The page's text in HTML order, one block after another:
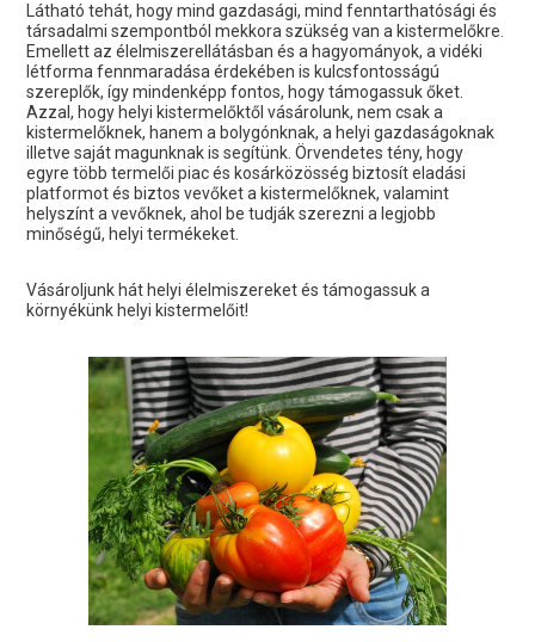
Látható tehát, hogy mind gazdasági, mind fenntarthatósági és
társadalmi szempontból mekkora szükség van a kistermelőkre.
Emellett az élelmiszerellátásban és a hagyományok, a vidéki
létforma fennmaradása érdekében is kulcsfontosságú
szereplők, így mindenképp fontos, hogy támogassuk őket.
Azzal, hogy helyi kistermelőktől vásárolunk, nem csak a
kistermelőknek, hanem a bolygónknak, a helyi gazdaságoknak
illetve saját magunknak is segítünk. Örvendetes tény, hogy
egyre több termelői piac és kosárközösség biztosít eladási
platformot és biztos vevőket a kistermelőknek, valamint
helyszínt a vevőknek, ahol be tudják szerezni a legjobb
minőségű, helyi termékeket.
Vásároljunk hát helyi élelmiszereket és támogassuk a
környékünk helyi kistermelőit!